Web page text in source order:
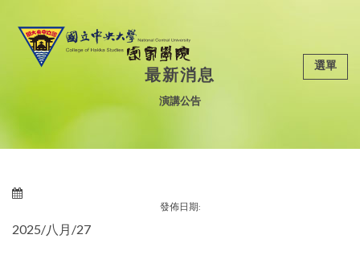
選單
最新消息
演講公告
發佈日期:
2025/八月/27